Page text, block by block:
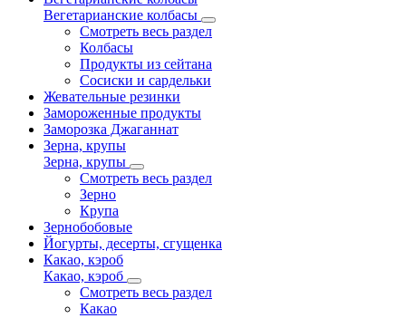
Вегетарианские колбасы
Смотреть весь раздел
Колбасы
Продукты из сейтана
Сосиски и сардельки
Жевательные резинки
Замороженные продукты
Заморозка Джаганнат
Зерна, крупы
Зерна, крупы
Смотреть весь раздел
Зерно
Крупа
Зернобобовые
Йогурты, десерты, сгущенка
Какао, кэроб
Какао, кэроб
Смотреть весь раздел
Какао